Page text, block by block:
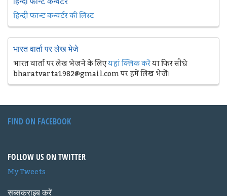
हिन्दी फान्ट कन्वर्टर की लिस्ट
भारत वार्ता पर लेख भेजे
भारत वार्ता पर लेख भेजने के लिएयहां क्लिक करेंया फिर सीधे
bharatvarta1982@gmail.com पर हमें लिख भेजें।
FIND ON FACEBOOK
FOLLOW US ON TWITTER
My Tweets
सब्सक्राइब करें